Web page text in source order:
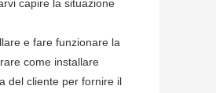
capire la situazione
e fare funzionare la
come installare
del cliente per fornire il